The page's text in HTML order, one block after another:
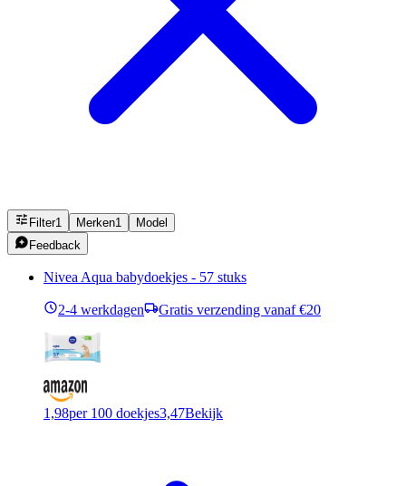
Filter1 Merken1
Model
Feedback
Nivea Aqua babydoekjes - 57 stuks
2-4 werkdagen Gratis verzending vanaf €20
1,98per 100 doekjes3,47Bekijk